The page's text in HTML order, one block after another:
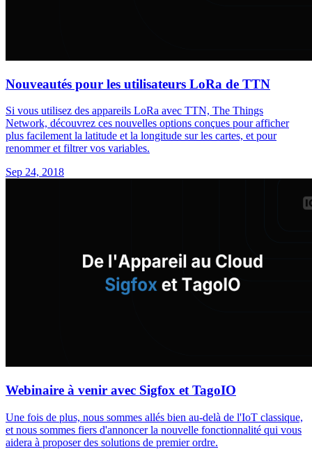
Nouveautés pour les utilisateurs LoRa de TTN
Si vous utilisez des appareils LoRa avec TTN, The Things
Network, découvrez ces nouvelles options conçues pour afficher
plus facilement la latitude et la longitude sur les cartes, et pour
renommer et filtrer vos variables.
Sep 24, 2018
Webinaire à venir avec Sigfox et TagoIO
Une fois de plus, nous sommes allés bien au-delà de l'IoT classique,
et nous sommes fiers d'annoncer la nouvelle fonctionnalité qui vous
aidera à proposer des solutions de premier ordre.